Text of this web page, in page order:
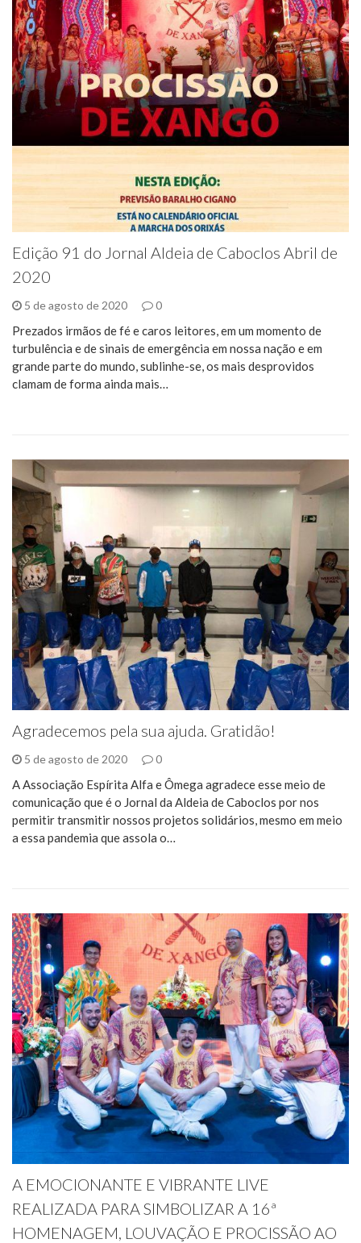
Edição 91 do Jornal Aldeia de Caboclos Abril de
2020
5 de agosto de 2020 0
Prezados irmãos de fé e caros leitores, em um momento de
turbulência e de sinais de emergência em nossa nação e em
grande parte do mundo, sublinhe-se, os mais desprovidos
clamam de forma ainda mais…
Agradecemos pela sua ajuda. Gratidão!
5 de agosto de 2020 0
A Associação Espírita Alfa e Ômega agradece esse meio de
comunicação que é o Jornal da Aldeia de Caboclos por nos
permitir transmitir nossos projetos solidários, mesmo em meio
a essa pandemia que assola o…
A EMOCIONANTE E VIBRANTE LIVE
REALIZADA PARA SIMBOLIZAR A 16ª
HOMENAGEM, LOUVAÇÃO E PROCISSÃO AO